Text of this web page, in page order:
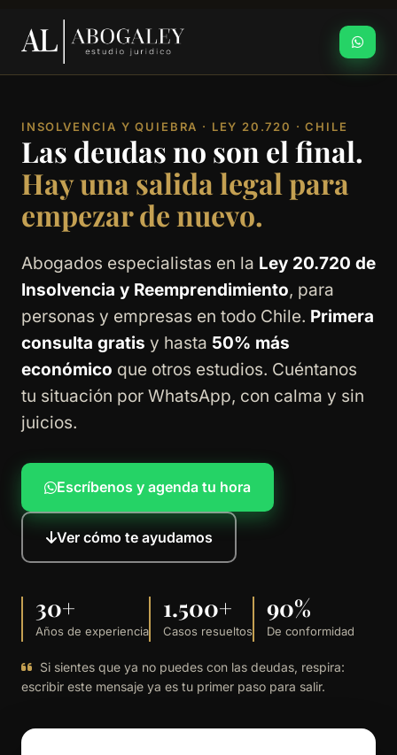
INSOLVENCIA Y QUIEBRA · LEY 20.720 · CHILE
Las deudas no son el final.
Hay una salida legal para
empezar de nuevo.
Abogados especialistas en la Ley 20.720 de
Insolvencia y Reemprendimiento, para
personas y empresas en todo Chile. Primera
consulta gratis y hasta 50% más
económico que otros estudios. Cuéntanos
tu situación por WhatsApp, con calma y sin
juicios.
Escríbenos y agenda tu hora
Ver cómo te ayudamos
30+
Años de experiencia
1.500+
Casos resueltos
90%
De conformidad
Si sientes que ya no puedes con las deudas, respira:
escribir este mensaje ya es tu primer paso para salir.